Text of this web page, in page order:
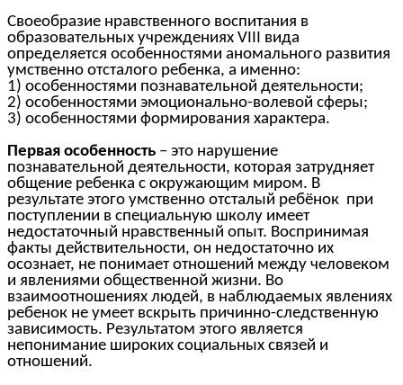
Своеобразие нравственного воспитания в
образовательных учреждениях VIII вида
определяется особенностями аномального развития
умственно отсталого ребенка, а именно:
1) особенностями познавательной деятельности;
2) особенностями эмоционально-волевой сферы;
3) особенностями формирования характера.
Первая особенность – это нарушение
познавательной деятельности, которая затрудняет
общение ребенка с окружающим миром. В
результате этого умственно отсталый ребёнок при
поступлении в специальную школу имеет
недостаточный нравственный опыт. Воспринимая
факты действительности, он недостаточно их
осознает, не понимает отношений между человеком
и явлениями общественной жизни. Во
взаимоотношениях людей, в наблюдаемых явлениях
ребенок не умеет вскрыть причинно-следственную
зависимость. Результатом этого является
непонимание широких социальных связей и
отношений.